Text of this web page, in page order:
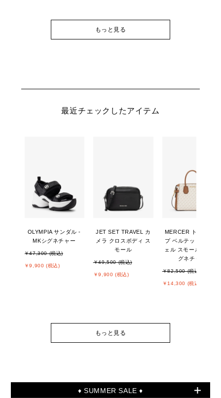
もっと見る
最近チェックしたアイテム
OLYMPIA サンダル -
MKシグネチャー
￥47,300 (税込)
￥9,900 (税込)
JET SET TRAVEL カ
メラ クロスボディ ス
モール
￥49,500 (税込)
￥9,900 (税込)
MERCER トップジッ
プ ベルテッド サッチ
ェル スモール - MKシ
グネチャー
￥82,500 (税込)
￥14,300 (税込)
もっと見る
♦ SUMMER SALE ♦